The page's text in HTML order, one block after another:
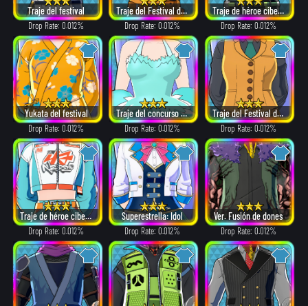
Traje del festival
Drop Rate: 0.012%
Traje del Festival de los Héroes (2019)
Drop Rate: 0.012%
Traje de héroe cibernético
Drop Rate: 0.012%
Yukata del festival
Drop Rate: 0.012%
Traje del concurso de belleza
Drop Rate: 0.012%
Traje del Festival de los Héroes (2019)
Drop Rate: 0.012%
Traje de héroe cibernético
Drop Rate: 0.012%
Superestrella: Idol
Drop Rate: 0.012%
Ver. Fusión de dones
Drop Rate: 0.012%